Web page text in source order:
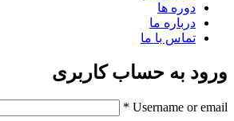
دوره ها
درباره ما
تماس با ما
ورود به حساب کاربری
Username or email
*